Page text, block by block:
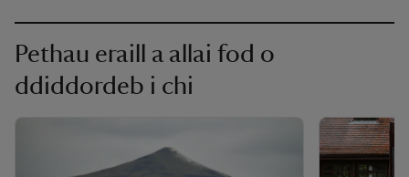
Pethau eraill a allai fod o
ddiddordeb i chi